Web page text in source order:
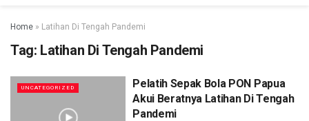
Home » Latihan Di Tengah Pandemi
Tag: Latihan Di Tengah Pandemi
UNCATEGORIZED
Pelatih Sepak Bola PON Papua
Akui Beratnya Latihan Di Tengah
Pandemi